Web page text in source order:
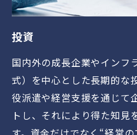
投資
国内外の成長企業やインフ
式）を中心とした長期的な
役派遣や経営支援を通じて
トし、それにより得た知見